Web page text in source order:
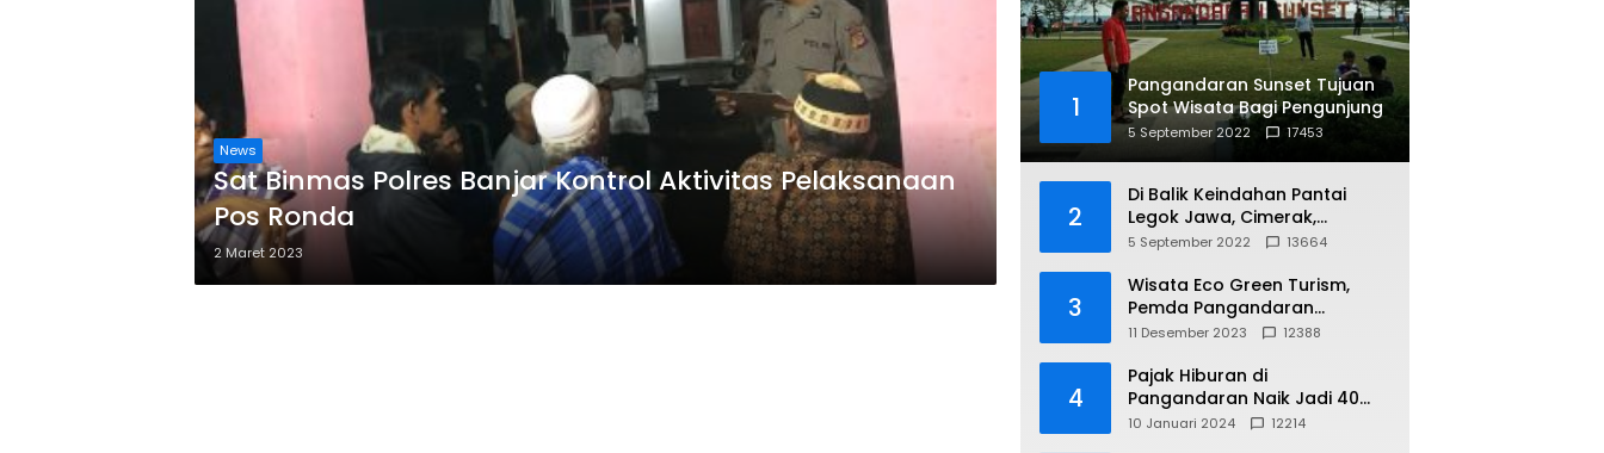
News
Sat Binmas Polres Banjar Kontrol Aktivitas Pelaksanaan
Pos Ronda
2 Maret 2023
1
Pangandaran Sunset Tujuan
Spot Wisata Bagi Pengunjung
5 September 2022 17453
2
Di Balik Keindahan Pantai
Legok Jawa, Cimerak,
Pangandaran
5 September 2022 13664
3
Wisata Eco Green Turism,
Pemda Pangandaran
Gandeng PLN
11 Desember 2023 12388
4
Pajak Hiburan di
Pangandaran Naik Jadi 40
Persen
10 Januari 2024 12214